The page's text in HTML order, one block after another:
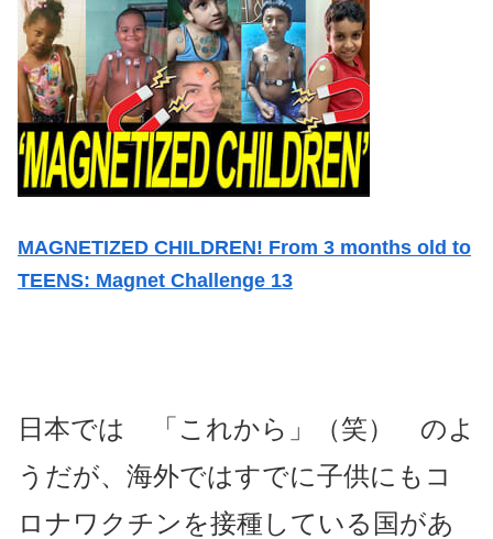
MAGNETIZED CHILDREN! From 3 months old to
TEENS: Magnet Challenge 13
日本では 「これから」（笑） のよ
うだが、海外ではすでに子供にもコ
ロナワクチンを接種している国があ